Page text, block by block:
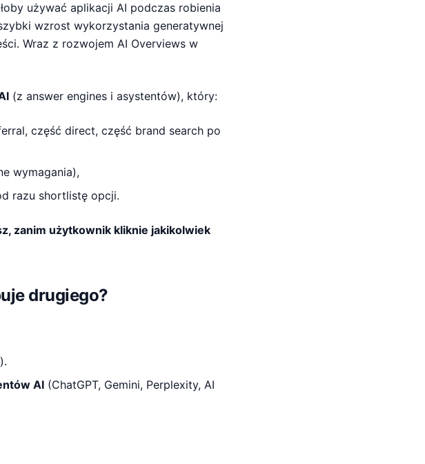
używać aplikacji AI podczas robienia
wzrost wykorzystania generatywnej
Wraz z rozwojem AI Overviews w
(z answer engines i asystentów), który:
część direct, część brand search po
wymagania),
razu shortlistę opcji.
zanim użytkownik kliknie jakikolwiek
drugiego?
AI (ChatGPT, Gemini, Perplexity, AI